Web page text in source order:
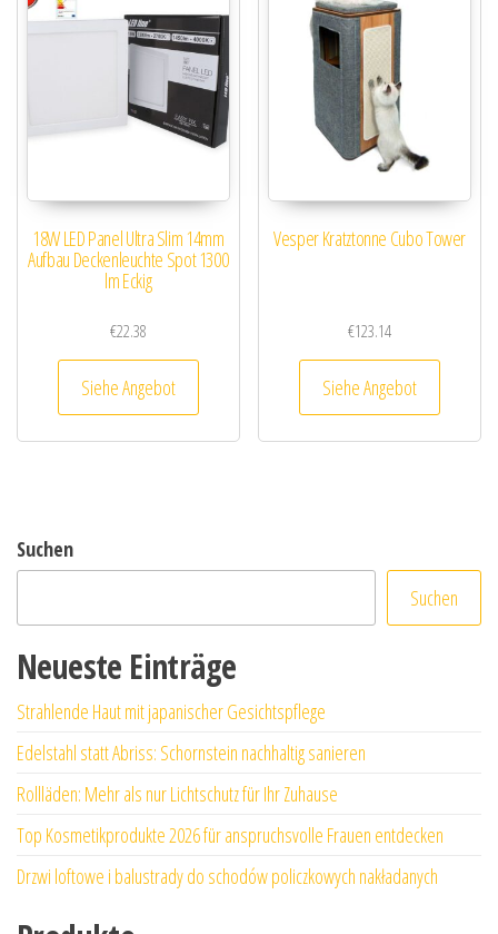
18W LED Panel Ultra Slim 14mm
Aufbau Deckenleuchte Spot 1300
lm Eckig
€22.38
Siehe Angebot
Vesper Kratztonne Cubo Tower
€123.14
Siehe Angebot
Suchen
Suchen
Neueste Einträge
Strahlende Haut mit japanischer Gesichtspflege
Edelstahl statt Abriss: Schornstein nachhaltig sanieren
Rollläden: Mehr als nur Lichtschutz für Ihr Zuhause
Top Kosmetikprodukte 2026 für anspruchsvolle Frauen entdecken
Drzwi loftowe i balustrady do schodów policzkowych nakładanych